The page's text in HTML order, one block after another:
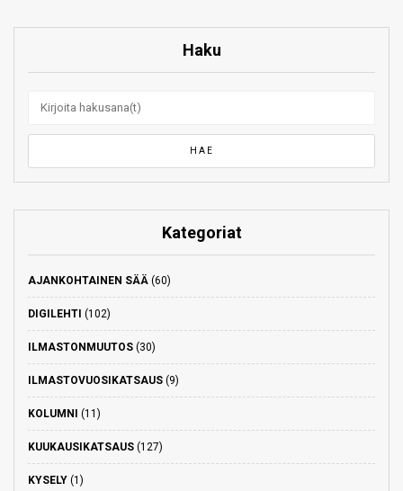
Haku
Kategoriat
AJANKOHTAINEN SÄÄ (60)
DIGILEHTI (102)
ILMASTONMUUTOS (30)
ILMASTOVUOSIKATSAUS (9)
KOLUMNI (11)
KUUKAUSIKATSAUS (127)
KYSELY (1)